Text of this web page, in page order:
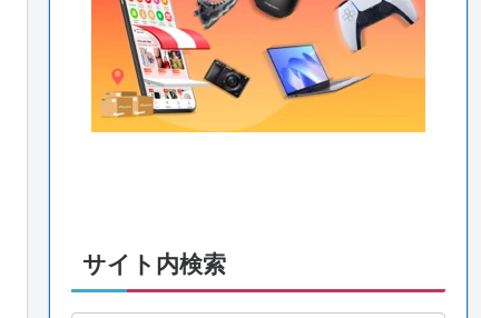
サイト内検索